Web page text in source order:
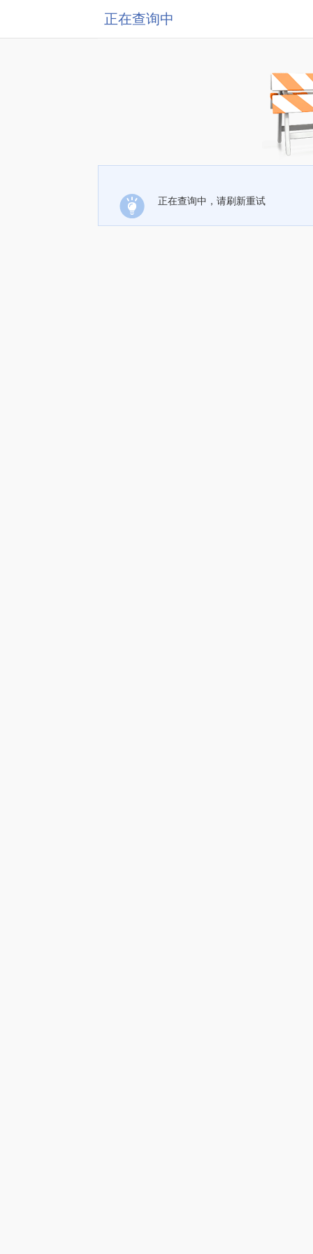
正在查询中
正在查询中，请刷新重试